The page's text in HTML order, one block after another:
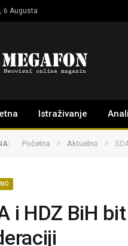
6 Augusta
Istraživanje
Početna » Aktuelno »
i HDZ BiH